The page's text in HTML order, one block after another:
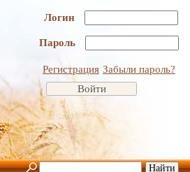
Логин
Пароль
Регистрация Забыли пароль?